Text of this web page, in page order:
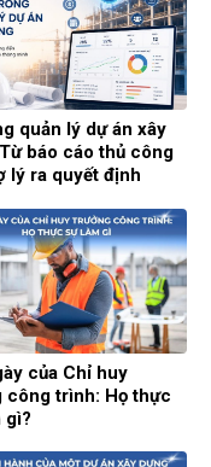
quản lý dự án xây
báo cáo thủ công
lý ra quyết định
của Chỉ huy
công trình: Họ thực
gì?